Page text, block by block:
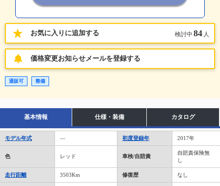
お気に入りに追加する 検討中 84 人
価格変更お知らせメールを登録する
通販可 整備
基本情報 仕様・装備 カタログ
モデル年式 ― 初度登録年 2017年
色 レッド 車検/自賠責
自賠責保険無
し
走行距離 3503Km 修復歴 なし